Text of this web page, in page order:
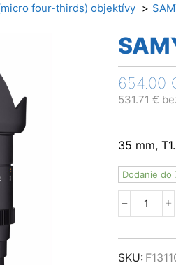
four-thirds) objektívy
654.00
531.71 €
35 mm,
Dodanie do
35mm
T1.5
SKU: